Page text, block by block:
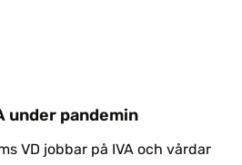
under pandemin
VD jobbar på IVA och vårdar